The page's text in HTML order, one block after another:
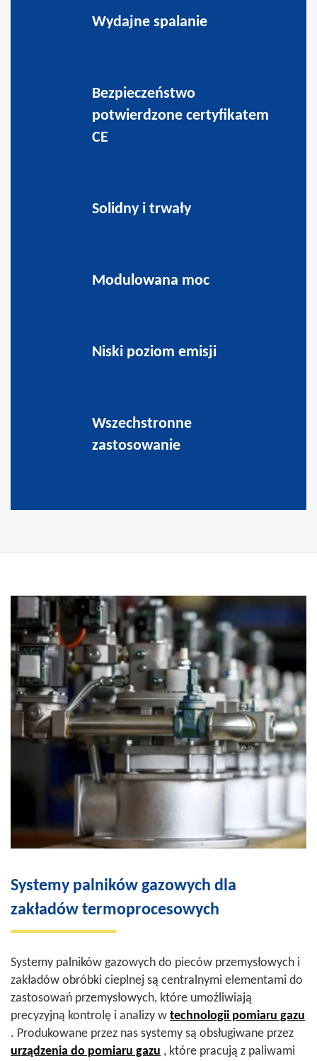
Wydajne spalanie
Bezpieczeństwo
potwierdzone certyfikatem
CE
Solidny i trwały
Modulowana moc
Niski poziom emisji
Wszechstronne
zastosowanie
Systemy palników gazowych dla
zakładów termoprocesowych
Systemy palników gazowych do pieców przemysłowych i
zakładów obróbki cieplnej są centralnymi elementami do
zastosowań przemysłowych, które umożliwiają
precyzyjną kontrolę i analizy w technologii pomiaru gazu
. Produkowane przez nas systemy są obsługiwane przez
urządzenia do pomiaru gazu , które pracują z paliwami